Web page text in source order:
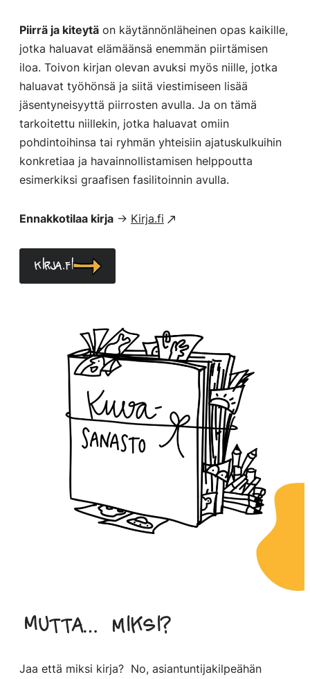
Piirrä ja kiteytä on käytännönläheinen opas kaikille,
jotka haluavat elämäänsä enemmän piirtämisen
iloa. Toivon kirjan olevan avuksi myös niille, jotka
haluavat työhönsä ja siitä viestimiseen lisää
jäsentyneisyyttä piirrosten avulla. Ja on tämä
tarkoitettu niillekin, jotka haluavat omiin
pohdintoihinsa tai ryhmän yhteisiin ajatuskulkuihin
konkretiaa ja havainnollistamisen helppoutta
esimerkiksi graafisen fasilitoinnin avulla.
Ennakkotilaa kirja → Kirja.fi
Kirja.fi
Mutta… miksi?
Jaa että miksi kirja? No, asiantuntijakilpeähän